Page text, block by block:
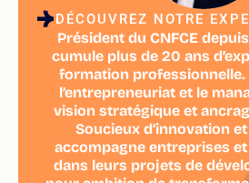
DÉCOUVREZ NOTRE
Président du CNFCE
cumule plus de 20 ans
formation professionnelle.
l’entrepreneuriat et le
vision stratégique et
Soucieux d’innovation
accompagne entreprises
dans leurs projets de